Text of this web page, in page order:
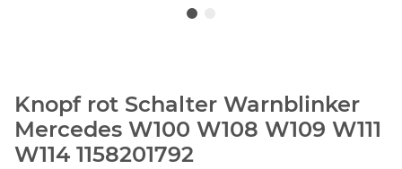
Knopf rot Schalter Warnblinker
Mercedes W100 W108 W109 W111
W114 1158201792